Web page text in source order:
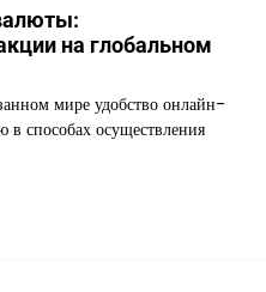
на глобальном
мире удобство онлайн-
способах осуществления